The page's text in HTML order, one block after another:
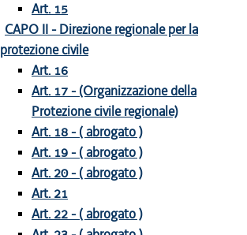
Art. 15
CAPO II - Direzione regionale per la
protezione civile
Art. 16
Art. 17 - (Organizzazione della
Protezione civile regionale)
Art. 18 - ( abrogato )
Art. 19 - ( abrogato )
Art. 20 - ( abrogato )
Art. 21
Art. 22 - ( abrogato )